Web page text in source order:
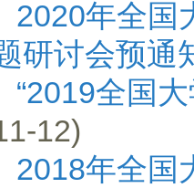
2020年全国
研讨会预通
“2019全国
12)
2018年全国